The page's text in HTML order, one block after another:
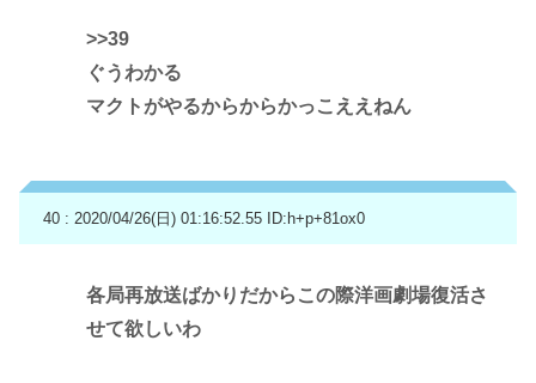
>>39
ぐうわかる
マクトがやるからからかっこええねん
40 : 2020/04/26(日) 01:16:52.55 ID:h+p+81ox0
各局再放送ばかりだからこの際洋画劇場復活さ
せて欲しいわ